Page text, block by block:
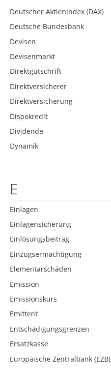
Deutscher Aktienindex (DAX)
Deutsche Bundesbank
Devisen
Devisenmarkt
Direktgutschrift
Direktversicherer
Direktversicherung
Dispokredit
Dividende
Dynamik
E
Einlagen
Einlagensicherung
Einlösungsbeitrag
Einzugsermächtigung
Elementarschäden
Emission
Emissionskurs
Emittent
Entschädigungsgrenzen
Ersatzkasse
Europäische Zentralbank (EZB)